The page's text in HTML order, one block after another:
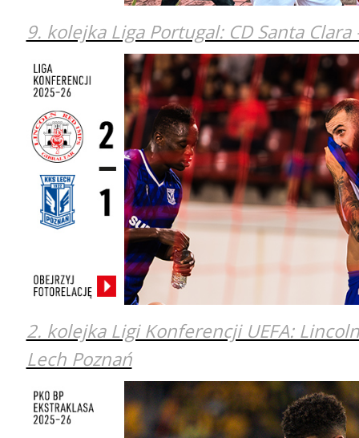
9. kolejka Liga Portugal: CD Santa Clara
2. kolejka Ligi Konferencji UEFA:
Lech Poznań